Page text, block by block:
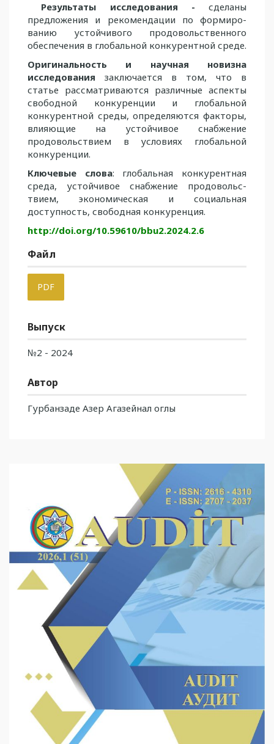
Результаты
исследования - сделаны
предложения и рекомендации по формиро­
ванию устойчивого продовольственного
обеспечения в глобальной конкурентной среде.
Оригинальность и научная новизна
исследования заключается в том, что в
статье рассматриваются различные аспекты
свободной конкуренции и глобальной
конкурентной среды, определяются факторы,
влияющие на устойчивое снабжение
продовольствием в условиях глобальной
конкуренции.
Ключевые слова: глобальная конкурентная
среда, устойчивое снабжение продо­вольс­
твием, экономическая и социальная
доступность, свободная конкуренция.
http://doi.org/10.59610/bbu2.2024.2.6
Файл
PDF
Выпуск
№2 - 2024
Автор
Гурбанзаде Азер Агазейнал оглы